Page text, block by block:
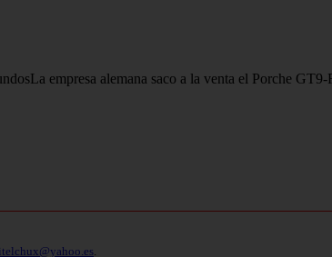
empresa alemana saco a la venta el Porche GT9-